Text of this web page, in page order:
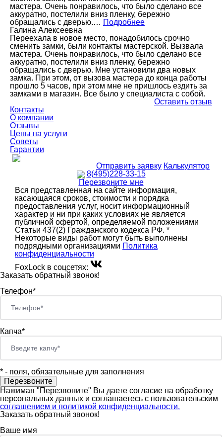
мастера. Очень понравилось, что было сделано все
аккуратно, постелили вниз пленку, бережно
обращались с дверью.… Подробнее
Галина Алексеевна
Переехала в новое место, понадобилось срочно
сменить замки, были контакты мастерской. Вызвала
мастера. Очень понравилось, что было сделано все
аккуратно, постелили вниз пленку, бережно
обращались с дверью. Мне установили два новых
замка. При этом, от вызова мастера до конца работы
прошло 5 часов, при этом мне не пришлось ездить за
замками в магазин. Все было у специалиста с собой.
Оставить отзыв
Контакты
О компании
Отзывы
Цены на услуги
Советы
Гарантии
Отправить заявку Калькулятор
8(495)228-33-15
Перезвоните мне
Вся представленная на сайте информация,
касающаяся сроков, стоимости и порядка
предоставления услуг, носит информационный
характер и ни при каких условиях не является
публичной офертой, определяемой положениями
Статьи 437(2) Гражданского кодекса РФ. *
Некоторые виды работ могут быть выполнены
подрядными организациями Политика
конфиденциальности
FoxLock в соцсетях:
Заказать обратный звонок!
Телефон*
Капча*
* - поля, обязательные для заполнения
Нажимая "Перезвоните" Вы даете согласие на обработку
персональных данных и соглашаетесь c пользовательским
соглашением и политикой конфиденциальности.
Заказать обратный звонок!
Ваше имя